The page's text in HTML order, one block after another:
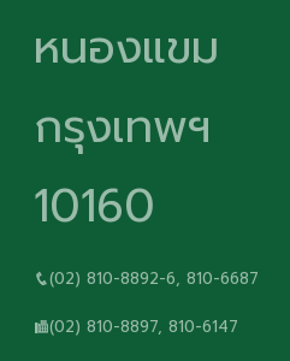
หนองแขม
กรุงเทพฯ
10160
(02) 810-8892-6, 810-6687
(02) 810-8897, 810-6147